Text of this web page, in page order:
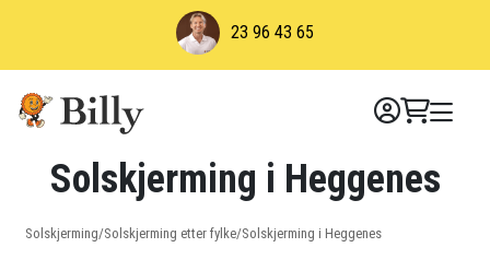
23 96 43 65
Solskjerming i Heggenes
Solskjerming/Solskjerming etter fylke/Solskjerming i Heggenes